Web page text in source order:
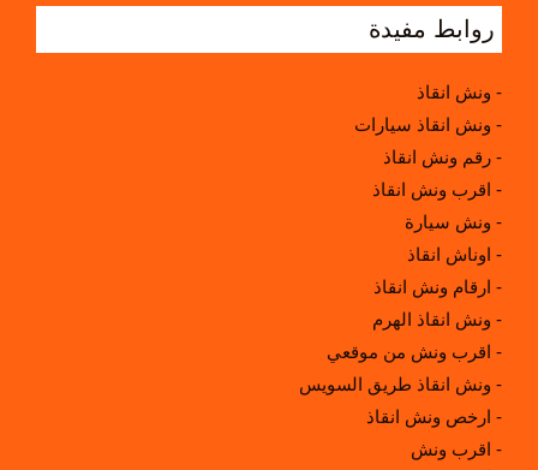
روابط مفيدة
ونش انقاذ -
ونش انقاذ سيارات -
رقم ونش انقاذ -
اقرب ونش انقاذ -
ونش سيارة -
اوناش انقاذ -
ارقام ونش انقاذ -
ونش انقاذ الهرم -
اقرب ونش من موقعي -
ونش انقاذ طريق السويس -
ارخص ونش انقاذ -
اقرب ونش -